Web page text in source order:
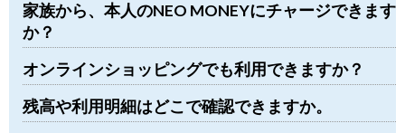
家族から、本人のNEO MONEYにチャージできます
か？
オンラインショッピングでも利用できますか？
残高や利用明細はどこで確認できますか。